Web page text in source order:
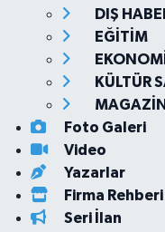
DIŞ
EĞİTİM
EKONOMİ
KÜLTÜR
MAGAZİN
Foto Galeri
Video
Yazarlar
Firma Rehberi
Seri İlan